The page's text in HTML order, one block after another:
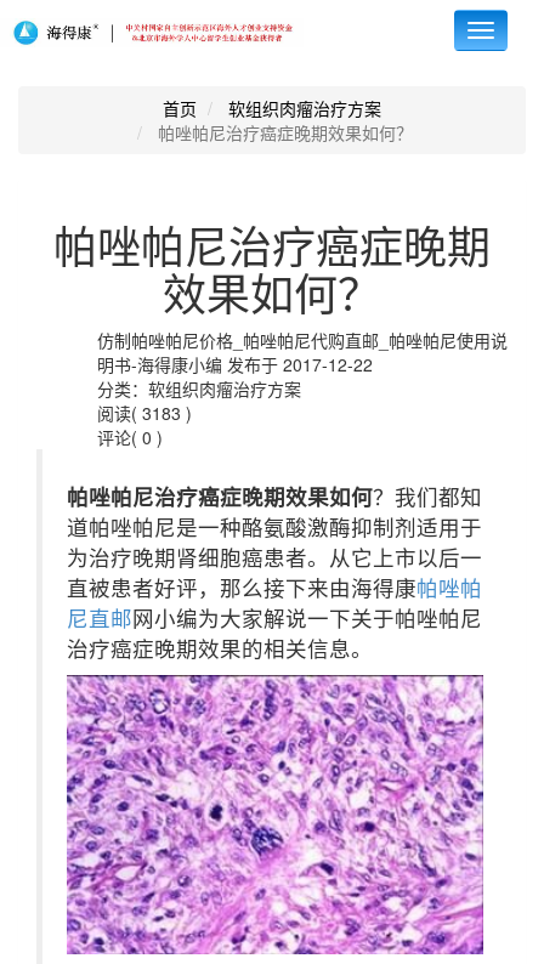
Toggle
首页
软组织肉瘤治疗方案
帕唑帕尼治疗癌症晚期效果如何？
帕唑帕尼治疗癌症晚期
效果如何？
仿制帕唑帕尼价格_帕唑帕尼代购直邮_帕唑帕尼使用说
明书-海得康小编 发布于 2017-12-22
分类：软组织肉瘤治疗方案
阅读( 3183 )
评论( 0 )
帕唑帕尼治疗癌症晚期效果如何？我们都知
道帕唑帕尼是一种酪氨酸激酶抑制剂适用于
为治疗晚期肾细胞癌患者。从它上市以后一
直被患者好评，那么接下来由海得康帕唑帕
尼直邮网小编为大家解说一下关于帕唑帕尼
治疗癌症晚期效果的相关信息。